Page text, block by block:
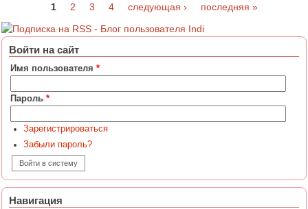
Страницы
1 2 3 4 следующая › последняя »
Войти на сайт
Имя пользователя *
Пароль *
Зарегистрироваться
Забыли пароль?
Навигация